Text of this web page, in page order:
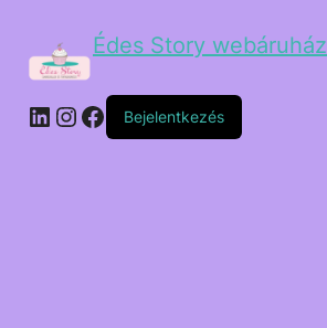
Édes Story webáruház
Bejelentkezés